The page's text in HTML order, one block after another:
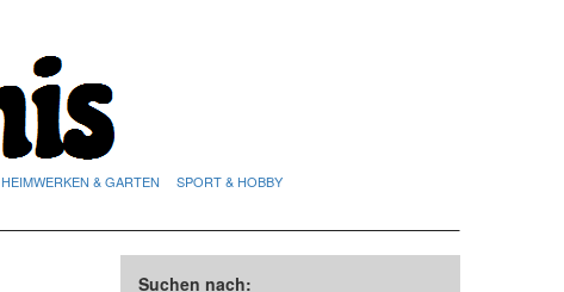
HEIMWERKEN & GARTEN SPORT & HOBBY
Suchen nach: